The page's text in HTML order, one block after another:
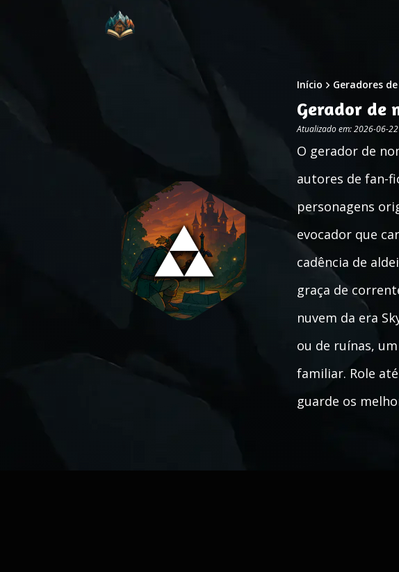
Início Geradores
Gerador de
Atualizado em: 2026-06-
O gerador de
autores de fan-
personagens
evocador que
cadência de
graça de
nuvem da era
ou de ruínas,
familiar. Role
guarde os